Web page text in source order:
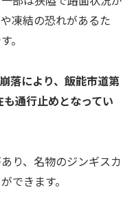
凍結の恐れがあるた
。
落により、飯能市道第
通行止めとなってい
り、名物のジンギスカ
できます。